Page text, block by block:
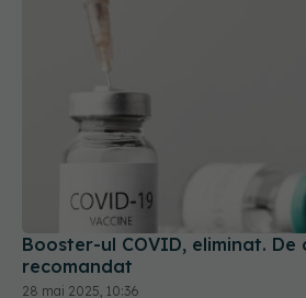
Booster-ul COVID, eliminat. De
recomandat
28 mai 2025, 10:36